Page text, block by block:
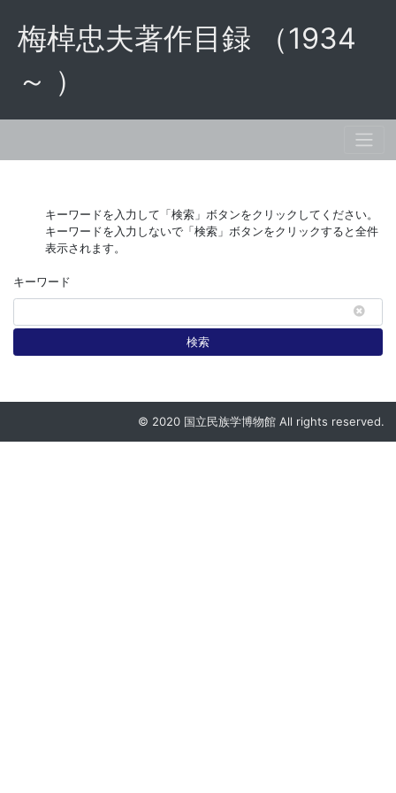
梅棹忠夫著作目録 （1934
～ ）
キーワードを入力して「検索」ボタンをクリックしてください。
キーワードを入力しないで「検索」ボタンをクリックすると全件
表示されます。
キーワード
検索
© 2020 国立民族学博物館 All rights reserved.